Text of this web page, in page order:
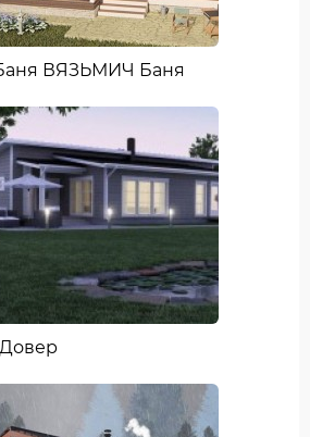
ВЯЗЬМИЧ Баня